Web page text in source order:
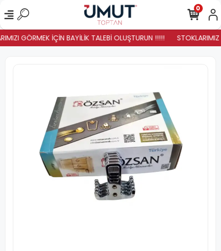
GÖRMEK İÇİN BAYİLİK TALEBİ OLUŞTURUN !!!!! STOKLARIMIZ
0